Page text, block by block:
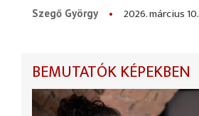
Szegő György
2026. március 10.
BEMUTATÓK KÉPEKBEN